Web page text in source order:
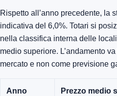
Rispetto all’anno precedente, la
indicativa del 6,0%. Totari si
nella classifica interna delle
medio superiore. L’andamento
mercato e non come previsione
Anno Prezzo medio